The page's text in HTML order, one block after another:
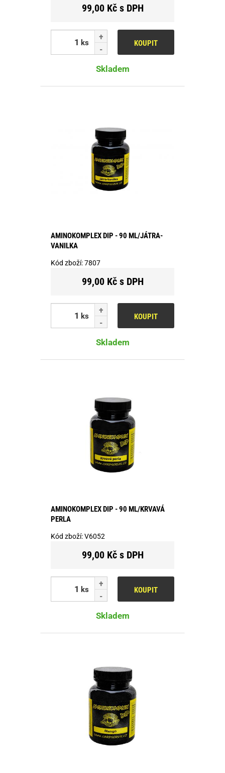
99,00 Kč s DPH
ks KOUPIT
Skladem
AMINOKOMPLEX DIP - 90 ML/JÁTRA-
VANILKA
Kód zboží:7807
99,00 Kč s DPH
ks KOUPIT
Skladem
AMINOKOMPLEX DIP - 90 ML/KRVAVÁ
PERLA
Kód zboží:V6052
99,00 Kč s DPH
ks KOUPIT
Skladem